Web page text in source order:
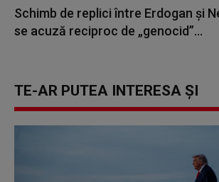
Schimb de replici între Erdogan şi
se acuză reciproc de „genocid”...
TE-AR PUTEA INTERESA ȘI